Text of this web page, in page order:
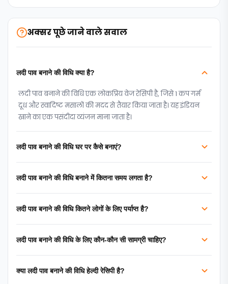
अक्सर पूछे जाने वाले सवाल
लदी पाव बनाने की विधि क्या है?
लदी पाव बनाने की विधि एक लोकप्रिय वेज रेसिपी है, जिसे 1 कप गर्म
दूध और स्वादिष्ट मसालों की मदद से तैयार किया जाता है। यह इंडियन
खाने का एक पसंदीदा व्यंजन माना जाता है।
लदी पाव बनाने की विधि घर पर कैसे बनाएं?
लदी पाव बनाने की विधि बनाने में कितना समय लगता है?
लदी पाव बनाने की विधि कितने लोगों के लिए पर्याप्त है?
लदी पाव बनाने की विधि के लिए कौन-कौन सी सामग्री चाहिए?
क्या लदी पाव बनाने की विधि हेल्दी रेसिपी है?